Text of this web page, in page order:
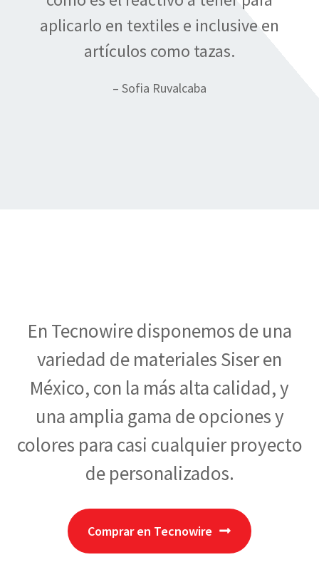
aplicarlo en textiles e inclusive en
artículos como tazas.
– Sofia Ruvalcaba
En Tecnowire disponemos de una
variedad de materiales Siser en
México, con la más alta calidad, y
una amplia gama de opciones y
colores para casi cualquier proyecto
de personalizados.
Comprar en Tecnowire